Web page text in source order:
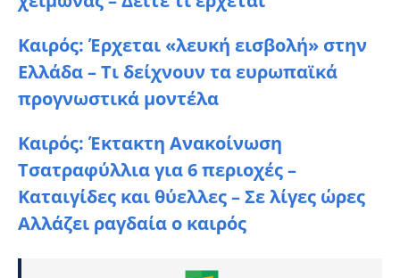
Καιρός: Έρχεται «λευκή εισβολή» στην
Ελλάδα – Τι δείχνουν τα ευρωπαϊκά
προγνωστικά μοντέλα
Καιρός: Έκτακτη Ανακοίνωση
Τσατραφύλλια για 6 περιοχές –
Καταιγίδες και θύελλες – Σε λίγες ώρες
Αλλάζει ραγδαία ο καιρός